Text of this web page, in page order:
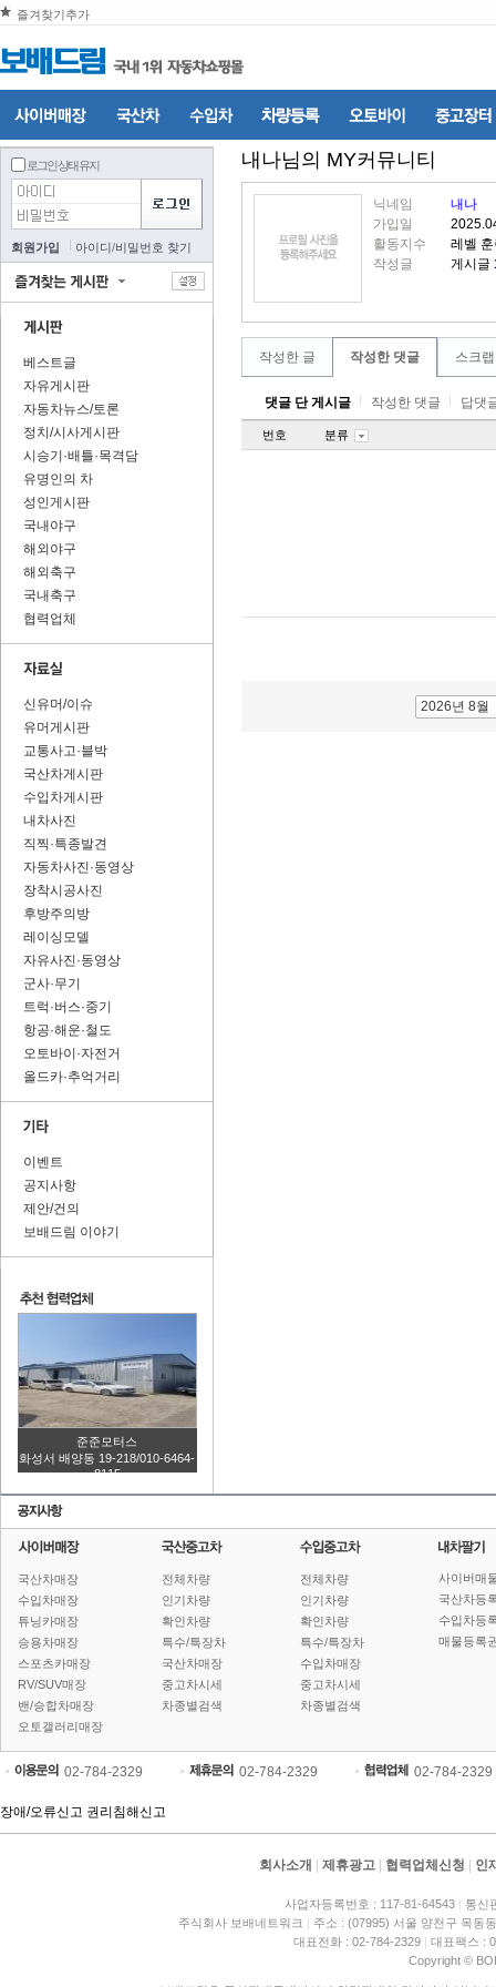
즐겨찾기추가
로그인 상태 유지
회원가입 아이디/비밀번호 찾기
베스트글
자유게시판
자동차뉴스/토론
정치/시사게시판
시승기·배틀·목격담
유명인의 차
성인게시판
국내야구
해외야구
해외축구
국내축구
협력업체
신유머/이슈
유머게시판
교통사고·블박
국산차게시판
수입차게시판
내차사진
직찍·특종발견
자동차사진·동영상
장착시공사진
후방주의방
레이싱모델
자유사진·동영상
군사·무기
트럭·버스·중기
항공·해운·철도
오토바이·자전거
올드카·추억거리
이벤트
공지사항
제안/건의
보배드림 이야기
준준모터스
화성서 배양동 19-218/010-6464-
8115
내나님의 MY커뮤니티
닉네임
내나
가입일
활동지수
레벨
작성글
게시글
작성한 글 작성한 댓글 스크
댓글 단 게시글 작성한 댓글 답댓
번호 분류
2026년 8월
국산차매장
수입차매장
튜닝카매장
승용차매장
스포츠카매장
RV/SUV매장
밴/승합차매장
오토갤러리매장
전체차량
인기차량
확인차량
특수/특장차
국산차매장
중고차시세
차종별검색
전체차량
인기차량
확인차량
특수/특장차
수입차매장
중고차시세
차종별검색
사이버매
국산차등
수입차등
매물등록
02-784-2329 02-784-2329 02-784-2329
장애/오류신고 권리침해신고
회사소개 제휴광고 협력업체신청 인
사업자등록번호 : 117-81-64543 | 통신
주식회사 보배네트워크 | 주소 : (07995) 서울 양천구 목동
대표전화 : 02-784-2329 | 대표팩스 :
Copyright ©